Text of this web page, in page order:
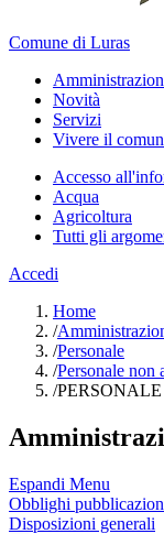
Comune di Luras
Novità
Servizi
Vivere il
Accesso
Acqua
Agricoltura
Tutti gli
Accedi
Home
/
/Personale
/Personale non
/
Espandi Menu
Obblighi
Disposizioni generali